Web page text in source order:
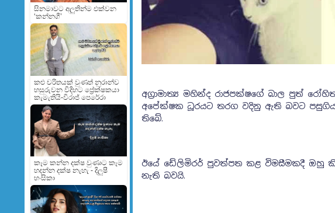
සිනමාවට අලුතින්ම එක්වන
‘කන්නගී’
කළු චරිතයක් වුණත් නුරාන්ව
හසුරුවන විදිහට ප්‍රේක්ෂකයා
කැමැතියි-විරාජ් පෙරේරා
කෑම කන්න දක්ෂ වුණාට කෑම
හදන්න දක්ෂ නැහැ - දිලුෂී
හංසිකා
අග්‍රාමාත්‍ය මහින්ද රාජපක්ෂගේ බාල පුත්
අපේක්ෂක ධූරයට තරග වදිනු ඇති බවට
තිබේ.
ඊයේ ඩේලිමිරර් පුවත්පත කළ විමසීමකදී ඔහු
නැති බවයි.